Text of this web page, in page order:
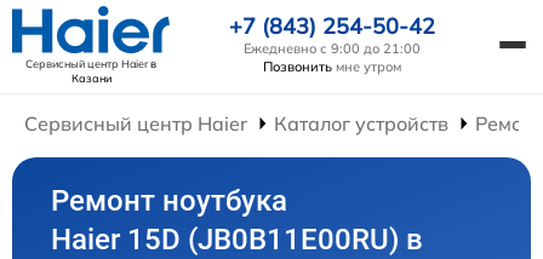
Сервисный центр Haierв
Казани
+7 (843) 254-50-42
Ежедневно с 9:00 до 21:00
Позвонить мне утром
Сервисный центр Haier Каталог устройств
Ремонт ноутбука
Haier 15D (JB0B11E00RU) в